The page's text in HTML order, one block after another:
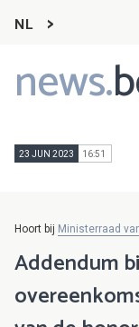
NL
news.
Main
navigation
23 JUN 2023 16:51
Hoort bij Ministerraad
Addendum